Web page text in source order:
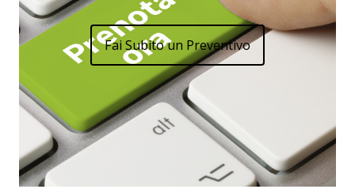
Fai Subito un Preventivo